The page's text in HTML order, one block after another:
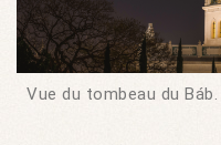
Vue du tombeau du Báb.